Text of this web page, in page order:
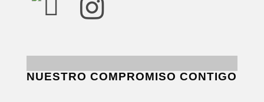
 
NUESTRO COMPROMISO CONTIGO